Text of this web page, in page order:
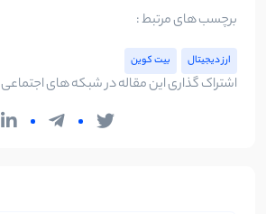
برچسب های مرتبط :
ارز دیجیتال بیت کوین
اشتراک گذاری این مقاله در شبکه های اجتماعی